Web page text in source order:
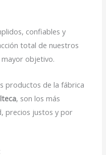
confiables y
total de nuestros
objetivo.
productos de la fábrica
, son los más
precios justos y por